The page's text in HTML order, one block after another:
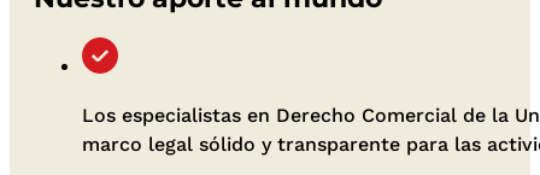
Los especialistas en Derecho Comercial de la
marco legal sólido y transparente para las